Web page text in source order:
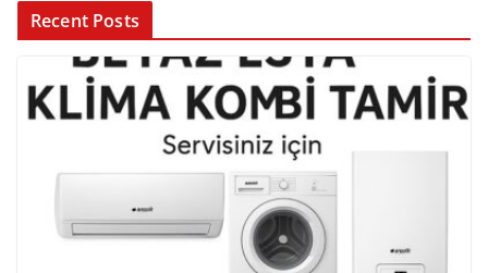
Recent Posts